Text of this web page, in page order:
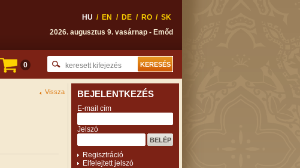
HU / EN / DE / RO / SK
2026. augusztus 9. vasárnap - Emőd
0
Vissza BEJELENTKEZÉS
E-mail cím
Jelszó
Regisztráció
Elfelejtett jelszó